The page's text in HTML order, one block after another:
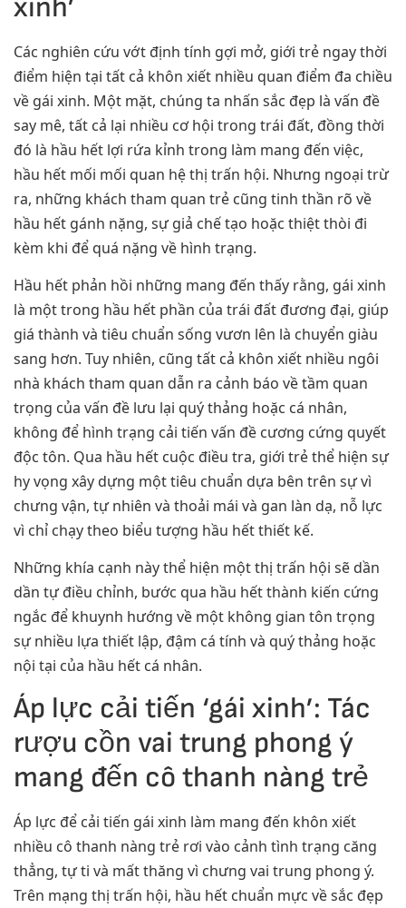
xinh’
Các nghiên cứu vớt định tính gợi mở, giới trẻ ngay thời
điểm hiện tại tất cả khôn xiết nhiều quan điểm đa chiều
về gái xinh. Một mặt, chúng ta nhấn sắc đẹp là vấn đề
say mê, tất cả lại nhiều cơ hội trong trái đất, đồng thời
đó là hầu hết lợi rứa kỉnh trong làm mang đến việc,
hầu hết mối mối quan hệ thị trấn hội. Nhưng ngoại trừ
ra, những khách tham quan trẻ cũng tinh thần rõ về
hầu hết gánh nặng, sự giả chế tạo hoặc thiệt thòi đi
kèm khi để quá nặng về hình trạng.
Hầu hết phản hồi những mang đến thấy rằng, gái xinh
là một trong hầu hết phần của trái đất đương đại, giúp
giá thành và tiêu chuẩn sống vươn lên là chuyển giàu
sang hơn. Tuy nhiên, cũng tất cả khôn xiết nhiều ngôi
nhà khách tham quan dẫn ra cảnh báo về tầm quan
trọng của vấn đề lưu lại quý thảng hoặc cá nhân,
không để hình trạng cải tiến vấn đề cương cứng quyết
độc tôn. Qua hầu hết cuộc điều tra, giới trẻ thể hiện sự
hy vọng xây dựng một tiêu chuẩn dựa bên trên sự vì
chưng vận, tự nhiên và thoải mái và gan làn dạ, nỗ lực
vì chỉ chạy theo biểu tượng hầu hết thiết kế.
Những khía cạnh này thể hiện một thị trấn hội sẽ dần
dần tự điều chỉnh, bước qua hầu hết thành kiến cứng
ngắc để khuynh hướng về một không gian tôn trọng
sự nhiều lựa thiết lập, đậm cá tính và quý thảng hoặc
nội tại của hầu hết cá nhân.
Áp lực cải tiến ‘gái xinh’: Tác
rượu cồn vai trung phong ý
mang đến cô thanh nàng trẻ
Áp lực để cải tiến gái xinh làm mang đến khôn xiết
nhiều cô thanh nàng trẻ rơi vào cảnh tình trạng căng
thẳng, tự ti và mất thăng vì chưng vai trung phong ý.
Trên mạng thị trấn hội, hầu hết chuẩn mực về sắc đẹp